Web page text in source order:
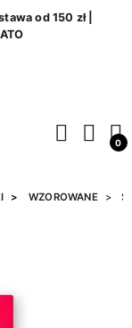
od 150 zł |
0
WZOROWANE